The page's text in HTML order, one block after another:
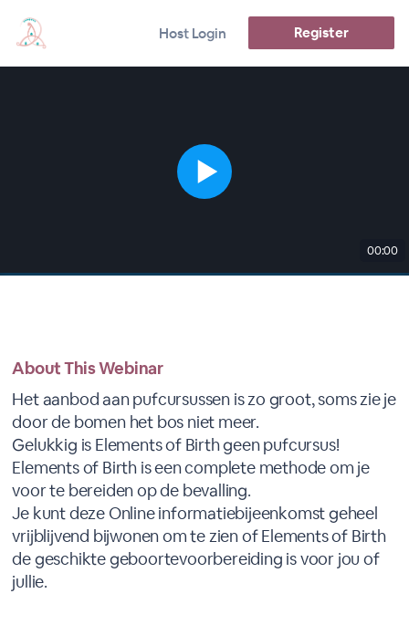
Host Login Register
00:00
About This Webinar
Het aanbod aan pufcursussen is zo groot, soms zie je
door de bomen het bos niet meer.
Gelukkig is Elements of Birth geen pufcursus!
Elements of Birth is een complete methode om je
voor te bereiden op de bevalling.
Je kunt deze Online informatiebijeenkomst geheel
vrijblijvend bijwonen om te zien of Elements of Birth
de geschikte geboortevoorbereiding is voor jou of
jullie.